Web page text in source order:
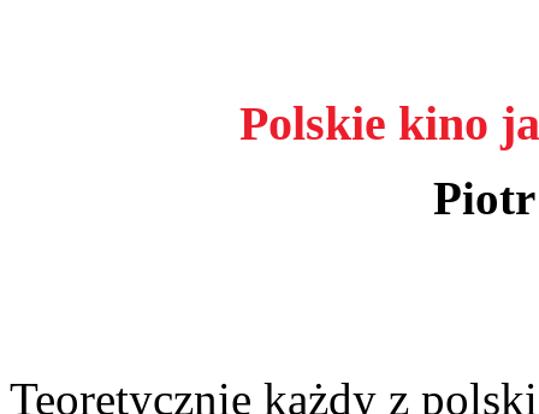
Polskie kino
Teoretycznie każdy z